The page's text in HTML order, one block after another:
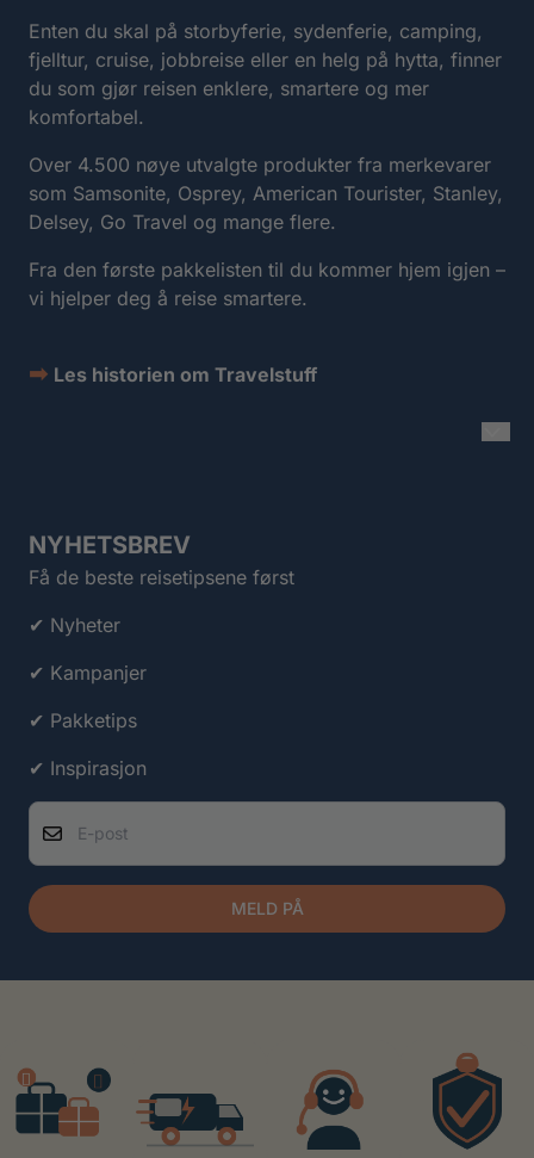
Enten du skal på storbyferie, sydenferie, camping,
fjelltur, cruise, jobbreise eller en helg på hytta, finner
du som gjør reisen enklere, smartere og mer
komfortabel.
Over 4.500 nøye utvalgte produkter fra merkevarer
som Samsonite, Osprey, American Tourister, Stanley,
Delsey, Go Travel og mange flere.
Fra den første pakkelisten til du kommer hjem igjen –
vi hjelper deg å reise smartere.
➡ Les historien om Travelstuff
NYHETSBREV
Få de beste reisetipsene først
✔ Nyheter
✔ Kampanjer
✔ Pakketips
✔ Inspirasjon
E-post
MELD PÅ